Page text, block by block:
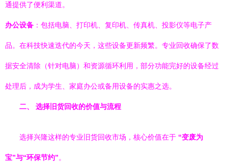
通提供了便利渠道。
办公设备 ：包括电脑、打印机、复印机、传真机、投影仪等电子产
品。在科技快速迭代的今天，这些设备更新频繁。专业回收确保了数
据安全清除（针对电脑）和资源循环利用，部分功能完好的设备经过
处理后，成为学生、家庭办公或备用设备的实惠之选。
二、 选择旧货回收的价值与流程
选择兴隆这样的专业旧货回收市场，核心价值在于 “变废为
宝”与“环保节约”。